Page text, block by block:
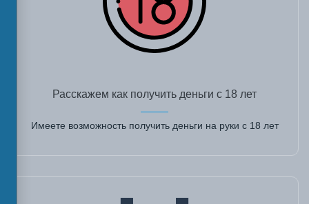
Расскажем как получить деньги с 18 лет
Имеете возможность получить деньги на руки с 18 лет